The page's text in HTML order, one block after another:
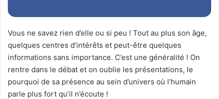
Vous ne savez rien d’elle ou si peu ! Tout au plus son âge,
quelques centres d’intérêts et peut-être quelques
informations sans importance. C’est une généralité ! On
rentre dans le débat et on oublie les présentations, le
pourquoi de sa présence au sein d’univers où l’humain
parle plus fort qu’il n’écoute !